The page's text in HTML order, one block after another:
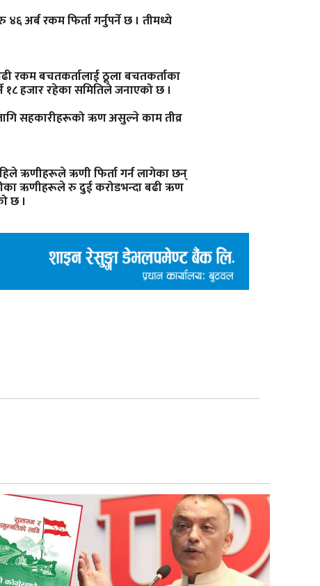
अर्ब रकम फिर्ता गर्नुपर्ने छ । तीमध्ये
रकम बचतकर्तालाई ठूला बचतकर्ताका
हजार रहेका समितिले जनाएको छ ।
लागि सहकारीहरूको ऋण असुल्ने काम तीव्र
ऋणीहरूले ऋणी फिर्ता गर्न लागेका छन्
ऋणीहरूले रु दुई करोडभन्दा बढी ऋण
छ ।